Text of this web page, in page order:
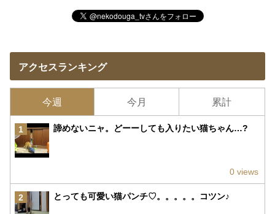
アクセスランキング
今週 今月 累計
1 諦めないニャ。どーーしても入りたい猫ちゃん…?
0 views
2 とっても可愛い猫パンチ♡。。。。。コツン♪